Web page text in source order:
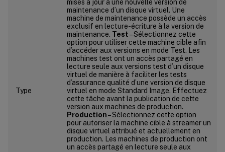
Type
mises à jour à une nouvelle version de
maintenance d’un disque virtuel. Une
machine de maintenance possède un accès
exclusif en lecture-écriture à la version de
maintenance. Test– Sélectionnez cette
option pour utiliser cette machine cible afin
d’accéder aux versions en mode Test. Les
machines test ont un accès partagé en
lecture seule aux versions test d’un disque
virtuel de manière à faciliter les tests
d’assurance qualité d’une version de disque
virtuel en mode Standard Image. Effectuez
cette tâche avant la publication de cette
version aux machines de production.
Production– Sélectionnez cette option
pour autoriser la machine cible à streamer un
disque virtuel attribué et actuellement en
production. Les machines de production ont
un accès partagé en lecture seule aux